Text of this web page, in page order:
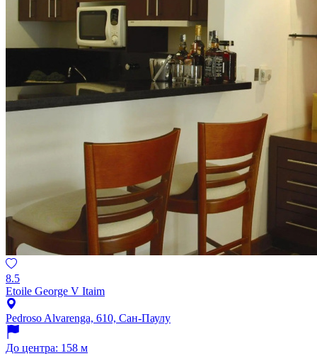
8.5
Etoile George V Itaim
Pedroso Alvarenga, 610, Сан-Паулу
До центра: 158 м